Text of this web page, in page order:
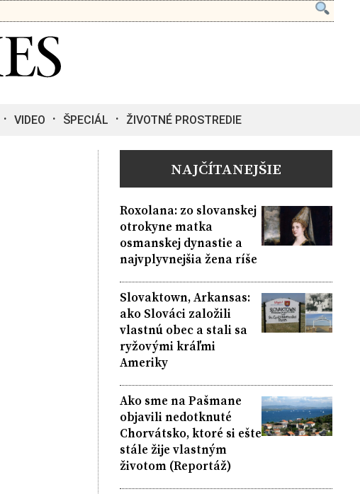
VIDEO ŠPECIÁL ŽIVOTNÉ PROSTREDIE
NAJČÍTANEJŠIE
Roxolana: zo slovanskej
otrokyne matka
osmanskej dynastie a
najvplyvnejšia žena ríše
Slovaktown, Arkansas:
ako Slováci založili
vlastnú obec a stali sa
ryžovými kráľmi
Ameriky
Ako sme na Pašmane
objavili nedotknuté
Chorvátsko, ktoré si ešte
stále žije vlastným
životom (Reportáž)